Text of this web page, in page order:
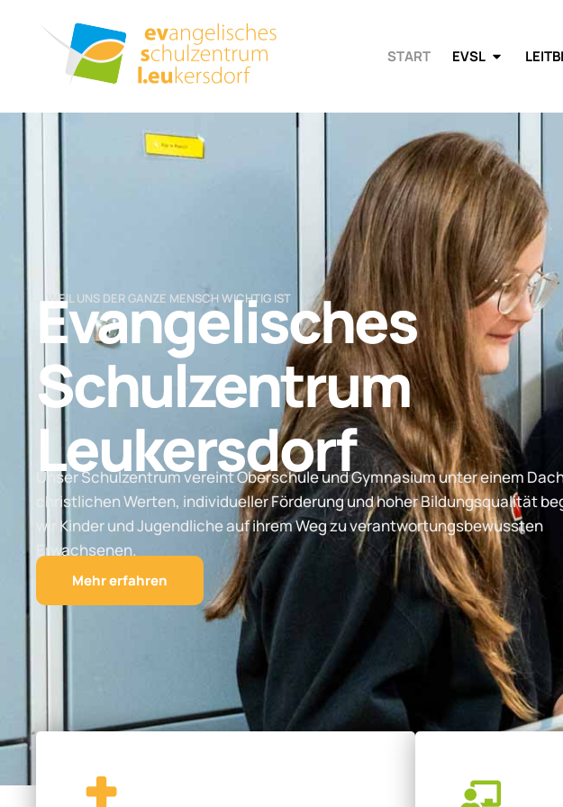
START EVSL
… WEIL UNS DER GANZE MENSCH WICHTIG IST
Evangelisches
Schulzentrum
Leukersdorf
Unser Schulzentrum vereint Oberschule und Gymnasium unter einem
christlichen Werten, individueller Förderung und hoher Bildungsqualität
wir Kinder und Jugendliche auf ihrem Weg zu verantwortungsbewussten
Erwachsenen.
Mehr erfahren